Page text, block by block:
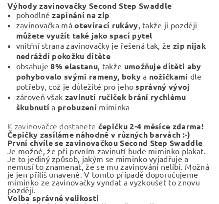
Výhody zavinovačky Second Step Swaddle
pohodlnézapínání na zip
zavinovačka máotevírací rukávy, takže ji později
můžete využít také jako spací pytel
vnitřní strana zavinovačky je řešená tak, že zip nijak
nedráždí pokožku dítěte
obsahuje8% elastanu, takže umožňuje dítěti aby
pohybovalo svými rameny, bokya nožičkami dle
potřeby, což je důležité pro jehosprávný vývoj
zároveň však zavinutí ručiček brání rychlému
škubnutí a probuzení miminka
K zavinovačce dostanete čepičku 2-4 měsíce zdarma!
Čepičky zasíláme náhodně v různých barvách :-)
První chvíle se zavinovačkou Second Step Swaddle
Je možné, že při prvním zavinutí bude miminko plakat.
Je to jediný způsob, jakým se miminko vyjadřuje a
nemusí to znamenat, že se mu zavinování nelíbí. Možná
je jen příliš unavené. V tomto případě doporučujeme
miminko ze zavinovačky vyndat a vyzkoušet to znovu
později.
Volba správné velikosti